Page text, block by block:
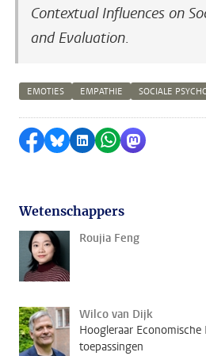
Contextual Influences on
and Evaluation.
EMOTIES EMPATHIE SOCIALE
Delen op Facebook
Delen via Bluesky
Delen op LinkedIn
Delen via
Delen via
Wetenschappers
Roujia Feng
Wilco van Dijk
Hoogleraar Economische
toepassingen